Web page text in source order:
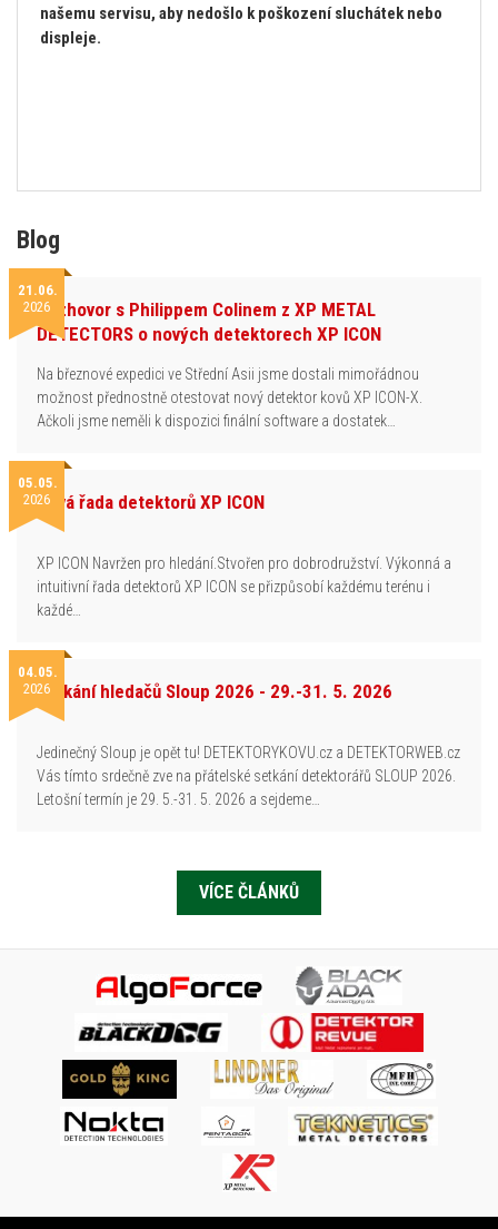
našemu servisu, aby nedošlo k poškození sluchátek nebo
displeje.
Blog
21.06.
2026Rozhovor s Philippem Colinem z XP METAL
DETECTORS o nových detektorech XP ICON
Na březnové expedici ve Střední Asii jsme dostali mimořádnou
možnost přednostně otestovat nový detektor kovů XP ICON-X.
Ačkoli jsme neměli k dispozici finální software a dostatek…
05.05.
2026Nová řada detektorů XP ICON
XP ICON Navržen pro hledání.Stvořen pro dobrodružství. Výkonná a
intuitivní řada detektorů XP ICON se přizpůsobí každému terénu i
každé…
04.05.
2026Setkání hledačů Sloup 2026 - 29.-31. 5. 2026
Jedinečný Sloup je opět tu! DETEKTORYKOVU.cz a DETEKTORWEB.cz
Vás tímto srdečně zve na přátelské setkání detektorářů SLOUP 2026.
Letošní termín je 29. 5.-31. 5. 2026 a sejdeme…
VÍCE ČLÁNKŮ